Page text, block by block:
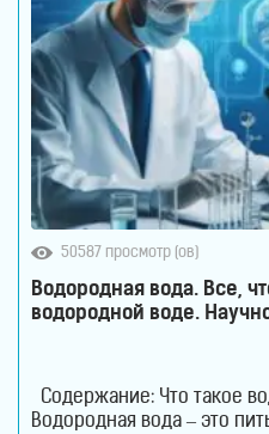
50587 просмотр (ов)
Водородная вода. Все,
водородной воде.
Содержание: Что такое
Водородная вода – это